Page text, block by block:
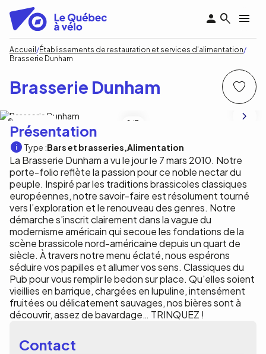
contenu
principal
Fil
Accueil
Établissements de restauration et services d'alimentation
Brasserie Dunham
Brasserie Dunham
1 /3
Présentation
Type :Bars et brasseries Alimentation
La Brasserie Dunham a vu le jour le 7 mars 2010. Notre
porte-folio reflète la passion pour ce noble nectar du
peuple. Inspiré par les traditions brassicoles classiques
européennes, notre savoir-faire est résolument tourné
vers l’exploration et le renouveau des genres. Notre
démarche s’inscrit clairement dans la vague du
modernisme américain qui secoue les fondations de la
scène brassicole nord-américaine depuis un quart de
siècle. À travers notre menu éclaté, nous espérons
séduire vos papilles et allumer vos sens. Classiques du
Pub pour vous remplir le bedon sur place. Qu'elles soient
vieillies en barrique, chargées en lupuline, intensément
fruitées ou délicatement sauvages, nos bières sont à
découvrir, assez de bavardage… TRINQUEZ !
Contact